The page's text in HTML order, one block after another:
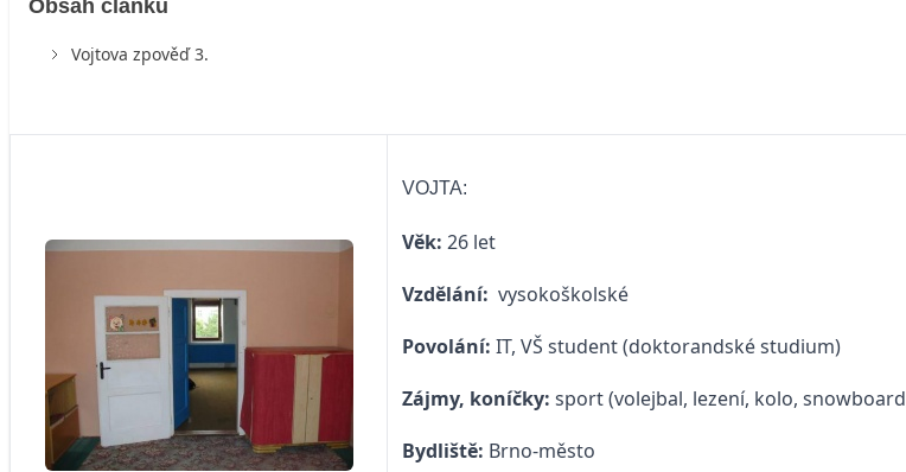
Obsah článku
Vojtova zpověď 3.
VOJTA:
Věk: 26 let
Vzdělání: vysokoškolské
Povolání: IT, VŠ student (doktorandské studium)
Zájmy, koníčky: sport (volejbal, lezení, kolo,
Bydliště: Brno-město